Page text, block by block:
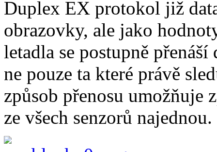
Duplex EX protokol již
obrazovky, ale jako
letadla se postupně přenáší
ne pouze ta které právě
způsob přenosu umožňuje
ze všech senzorů najednou.